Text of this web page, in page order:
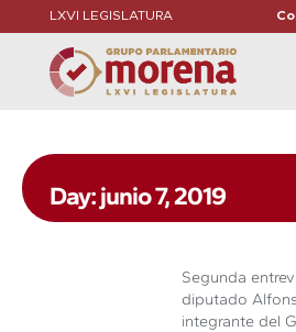
LXVI LEGISLATURA
Day: junio 7, 2019
Segunda
diputado
integrante del